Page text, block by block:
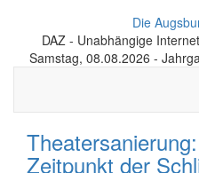
Die
DAZ - Unabhängige
Samstag, 08.08.2026 -
Zeitpunkt der